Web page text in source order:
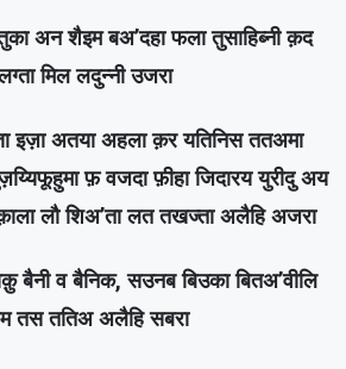
अन शैइम बअ’दहा फला तुसाहिब्नी क़द
मिल लदुन्नी उजरा
इज़ा अतया अहला क़र यतिनिस ततअमा
फ़ वजदा फ़ीहा जिदारय युरीदु अय
लौ शिअ’ता लत तखज्ता अलैहि अजरा
बैनी व बैनिक, सउनब बिउका बितअ’वीलि
तस ततिअ अलैहि सबरा